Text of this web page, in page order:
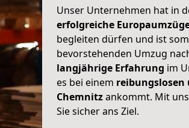
Unser Unternehmen hat in
erfolgreiche
begleiten dürfen und ist
bevorstehenden Umzug
langjährige Erfahrung im
es bei einem reibungslosen
Chemnitzankommt. Mit
Sie sicher ans Ziel.